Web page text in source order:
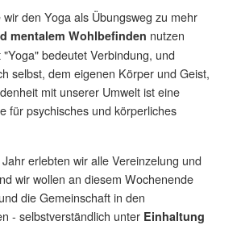
den Yoga als Übungsweg zu mehr
mentalem Wohlbefinden nutzen
bedeutet Verbindung, und
selbst, dem eigenen Körper und Geist,
mit unserer Umwelt ist eine
für psychisches und körperliches
erlebten wir alle Vereinzelung und
wir wollen an diesem Wochenende
die Gemeinschaft in den
- selbstverständlich unter Einhaltung